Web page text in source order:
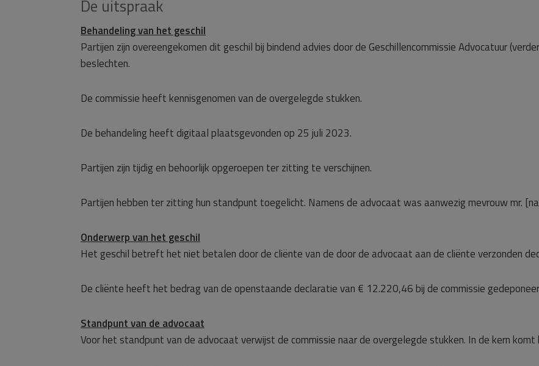
De uitspraak
Behandeling van het geschil
Partijen zijn overeengekomen dit geschil bij bindend advies door de Geschillencommissie Advocatuur
beslechten.
De commissie heeft kennisgenomen van de overgelegde stukken.
De behandeling heeft digitaal plaatsgevonden op 25 juli 2023.
Partijen zijn tijdig en behoorlijk opgeroepen ter zitting te verschijnen.
Partijen hebben ter zitting hun standpunt toegelicht. Namens de advocaat was aanwezig mevrouw mr.
Onderwerp van het geschil
Het geschil betreft het niet betalen door de cliënte van de door de advocaat aan de cliënte verzonden
De cliënte heeft het bedrag van de openstaande declaratie van € 12.220,46 bij de commissie
Standpunt van de advocaat
Voor het standpunt van de advocaat verwijst de commissie naar de overgelegde stukken. In de kern